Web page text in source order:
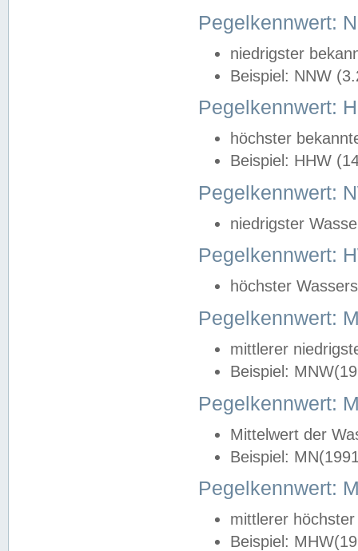
Pegelkennwert:
niedrigster
Beispiel: NNW
Pegelkennwert:
höchster
Beispiel: HHW
Pegelkennwert:
niedrigster
Pegelkennwert:
höchster
Pegelkennwert:
mittlerer
Beispiel:
Pegelkennwert:
Mittelwert der
Beispiel:
Pegelkennwert:
mittlerer
Beispiel: